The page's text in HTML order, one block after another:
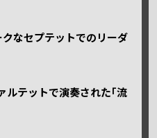
なセプテットでのリーダ
ルテットで演奏された｢流